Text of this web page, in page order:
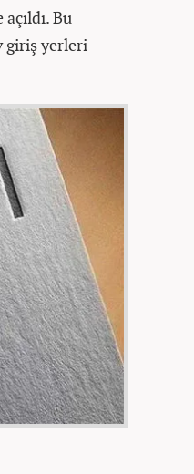
Bu
giriş yerleri